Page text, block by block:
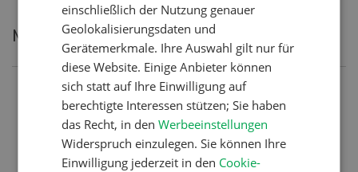
Meistgelesene Artikel
Nutztiere
Schweizer Kuhnamen: Liste
von A-Z
einschließlich der Nutzung genauer
Geolokalisierungsdaten und
Gerätemerkmale. Ihre Auswahl gilt nur für
diese Website. Einige Anbieter können
sich statt auf Ihre Einwilligung auf
berechtigte Interessen stützen; Sie haben
das Recht, in denWerbeeinstellungen
Widerspruch einzulegen. Sie können Ihre
Einwilligung jederzeit in den Cookie-